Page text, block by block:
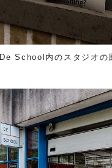
De School内のスタジオの